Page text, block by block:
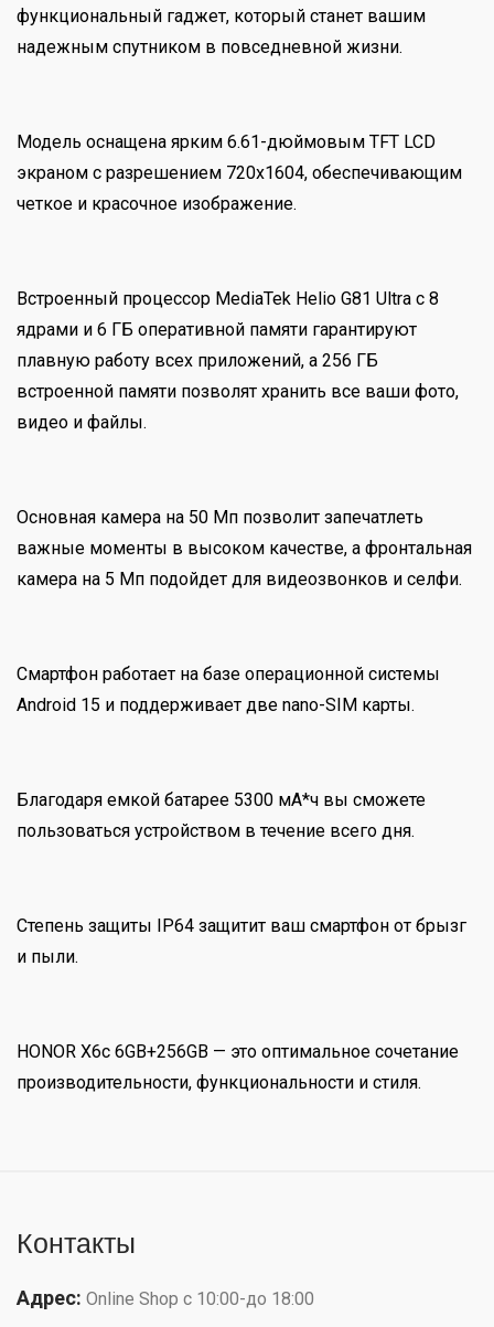
функциональный гаджет, который станет вашим
надежным спутником в повседневной жизни.
Модель оснащена ярким 6.61-дюймовым TFT LCD
экраном с разрешением 720x1604, обеспечивающим
четкое и красочное изображение.
Встроенный процессор MediaTek Helio G81 Ultra с 8
ядрами и 6 ГБ оперативной памяти гарантируют
плавную работу всех приложений, а 256 ГБ
встроенной памяти позволят хранить все ваши фото,
видео и файлы.
Основная камера на 50 Мп позволит запечатлеть
важные моменты в высоком качестве, а фронтальная
камера на 5 Мп подойдет для видеозвонков и селфи.
Смартфон работает на базе операционной системы
Android 15 и поддерживает две nano-SIM карты.
Благодаря емкой батарее 5300 мА*ч вы сможете
пользоваться устройством в течение всего дня.
Степень защиты IP64 защитит ваш смартфон от брызг
и пыли.
HONOR X6c 6GB+256GB — это оптимальное сочетание
производительности, функциональности и стиля.
Контакты
Адрес: Online Shop с 10:00-до 18:00